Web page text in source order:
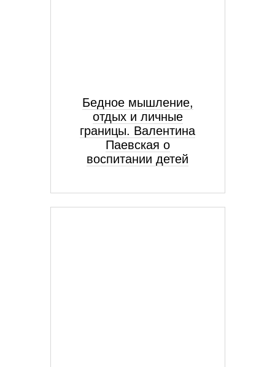
Бедное мышление,
отдых и личные
границы. Валентина
Паевская о
воспитании детей